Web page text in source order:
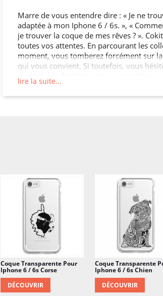
Marre de vous entendre dire : « Je ne
adaptée à mon Iphone 6 / 6s. », «
je trouver la coque de mes rêves ? ».
toutes vos attentes. En parcourant les
moment, vous tomberez forcément sur
qui vous convient. Si toutefois, vous
smartphone imprimées ou unies, et des
tendances, avec différents motifs et
mon texte,...
3) validez votre création personnalisée.
assurer un max, n’oubliez pas de
lire la suite...
Coque Transparente Pour
Iphone 6 / 6s Corse
DÉCOUVRIR
Coque Transparente
Iphone 6 / 6s Chien
DÉCOUVRIR